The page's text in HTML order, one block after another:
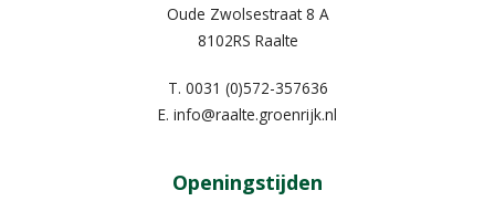
Oude Zwolsestraat 8 A
8102RS Raalte
T. 0031 (0)572-357636
E. info@raalte.groenrijk.nl
Openingstijden